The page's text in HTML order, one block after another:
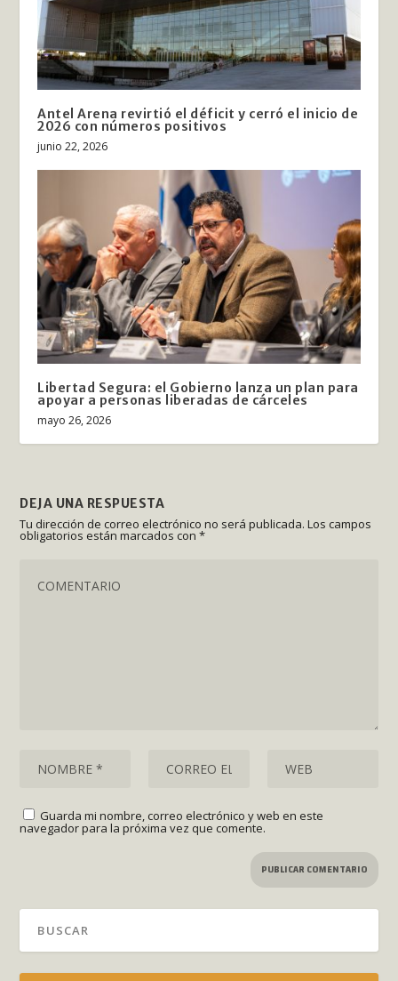
Antel Arena revirtió el déficit y cerró el inicio de
2026 con números positivos
junio 22, 2026
Libertad Segura: el Gobierno lanza un plan para
apoyar a personas liberadas de cárceles
mayo 26, 2026
DEJA UNA RESPUESTA
Tu dirección de correo electrónico no será publicada. Los campos
obligatorios están marcados con*
Guarda mi nombre, correo electrónico y web en este
navegador para la próxima vez que comente.